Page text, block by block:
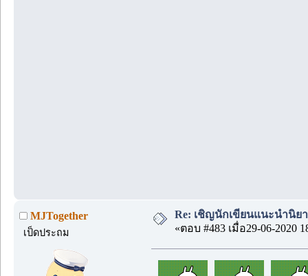
MJTogether
เป็ดประถม
Re: เชิญนักเขียนแนะนำนิย
«ตอบ #483 เมื่อ29-06-2020